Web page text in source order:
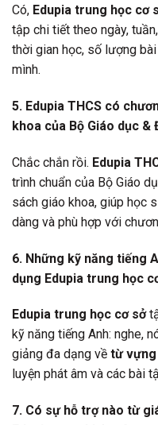
Có, Edupia trung học cơ
tập chi tiết theo ngày,
thời gian học, số lượng
mình.
5. Edupia THCS có
khoa của Bộ Giáo dục
Chắc chắn rồi. Edupia
trình chuẩn của Bộ Giáo
sách giáo khoa, giúp học
dàng và phù hợp với
6. Những kỹ năng tiếng
dụng Edupia trung học
Edupia trung học cơ sở
kỹ năng tiếng Anh: nghe,
giảng đa dạng về từ
luyện phát âm và các bài
7. Có sự hỗ trợ nào từ